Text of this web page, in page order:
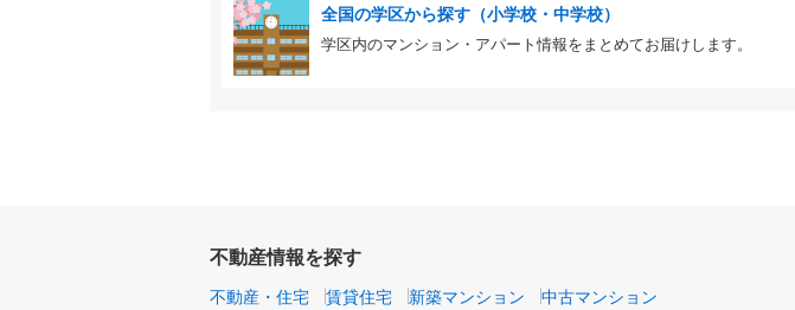
全国の学区から探す（小学校・中学校）
学区内のマンション・アパート情報をまとめてお届けします。
不動産情報を探す
不動産・住宅 賃貸住宅 新築マンション
中古マンション